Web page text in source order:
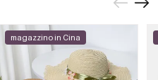
magazzino in Cina